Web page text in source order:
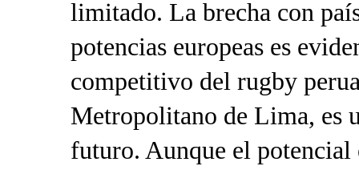
limitado. La brecha con
potencias europeas es
competitivo del rugby
Metropolitano de Lima, es
futuro. Aunque el potencial